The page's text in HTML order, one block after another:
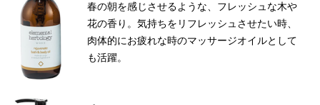
春の朝を感じさせるような、フレッシュな木や
花の香り。気持ちをリフレッシュさせたい時、
肉体的にお疲れな時のマッサージオイルとして
も活躍。